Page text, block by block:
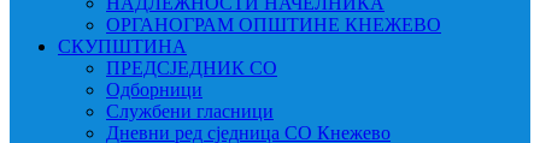
ОРГАНОГРАМ ОПШТИНЕ КНЕЖЕВО
СКУПШТИНА
ПРЕДСЈЕДНИК СО
Одборници
Службени гласници
Дневни ред сједница СО Кнежево